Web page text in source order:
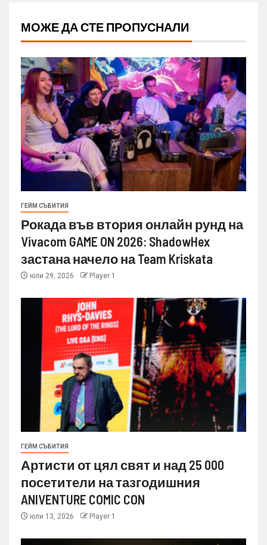
МОЖЕ ДА СТЕ ПРОПУСНАЛИ
ГЕЙМ СЪБИТИЯ
Рокада във втория онлайн рунд на
Vivacom GAME ON 2026: ShadowHex
застана начело на Team Kriskata
юли 29, 2026 Player 1
ГЕЙМ СЪБИТИЯ
Артисти от цял свят и над 25 000
посетители на тазгодишния
ANIVENTURE COMIC CON
юли 13, 2026 Player 1